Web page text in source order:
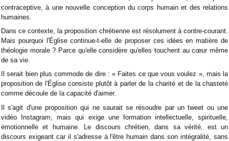
contraceptive, à une nouvelle conception du corps humain et des relations
humaines.
Dans ce contexte, la proposition chrétienne est résolument à contre-courant.
Mais pourquoi l'Église continue-t-elle de proposer ces idées en matière de
théologie morale ? Parce qu'elle considère qu'elles touchent au cœur même
de sa vie.
Il serait bien plus commode de dire : « Faites ce que vous voulez », mais la
proposition de l'Église consiste plutôt à parler de la charité et de la chasteté
comme découle de la capacité d'aimer.
Il s'agit d'une proposition qui ne saurait se résoudre par un tweet ou une
vidéo Instagram, mais qui exige une formation intellectuelle, spirituelle,
émotionnelle et humaine. Le discours chrétien, dans sa vérité, est un
discours exigeant car il s'adresse à l'être humain dans son intégralité, sans